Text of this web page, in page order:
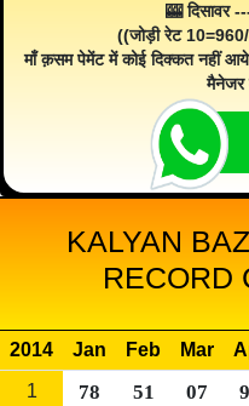
🎰 दिसावर
((जोड़ी रेट
माँ क़सम पेमेंट में कोई दिक्कत नहीं
मैनेजर
KALYAN
RECORD
2014 Jan Feb Mar
1
78 51 07